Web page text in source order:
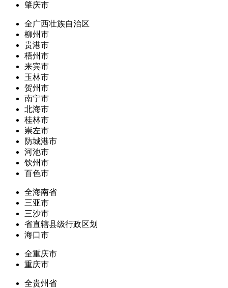
肇庆市
全广西壮族自治区
柳州市
贵港市
梧州市
来宾市
玉林市
贺州市
南宁市
北海市
桂林市
崇左市
防城港市
河池市
钦州市
百色市
全海南省
三亚市
三沙市
省直辖县级行政区划
海口市
全重庆市
重庆市
全贵州省